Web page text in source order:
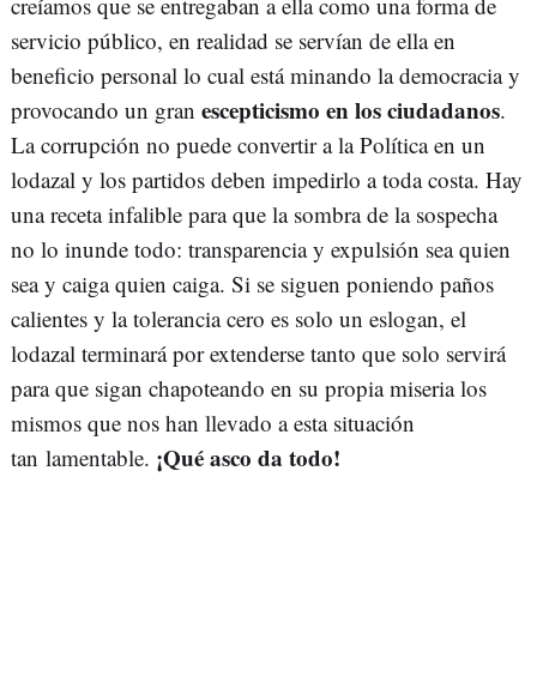
servicio público, en realidad se servían de ella en
beneficio personal lo cual está minando la democracia y
provocando un gran escepticismo en los ciudadanos.
La corrupción no puede convertir a la Política en un
lodazal y los partidos deben impedirlo a toda costa. Hay
una receta infalible para que la sombra de la sospecha
no lo inunde todo: transparencia y expulsión sea quien
sea y caiga quien caiga. Si se siguen poniendo paños
calientes y la tolerancia cero es solo un eslogan, el
lodazal terminará por extenderse tanto que solo servirá
para que sigan chapoteando en su propia miseria los
mismos que nos han llevado a esta situación
tan lamentable. ¡Qué asco da todo!